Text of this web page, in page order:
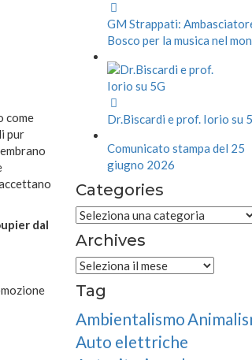
come
pur
dal
GM Strappati:
Bosco per la musica nel
Dr.Biscardi e prof. Iorio su
Comunicato stampa del 25
giugno 2026
Categories
Categories
Archives
Archives
Tag
Ambientalismo
Auto elettriche